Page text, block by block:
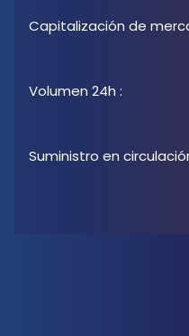
Capitalización de
Volumen 24h :
Suministro en